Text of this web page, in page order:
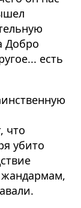
Добро
есть
что
убито
жандармам,